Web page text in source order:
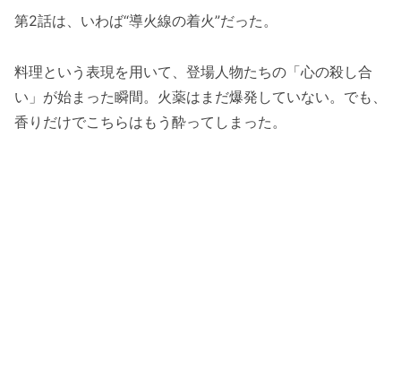
第2話は、いわば“導火線の着火”だった。
料理という表現を用いて、登場人物たちの「心の殺し合
い」が始まった瞬間。火薬はまだ爆発していない。でも、
香りだけでこちらはもう酔ってしまった。